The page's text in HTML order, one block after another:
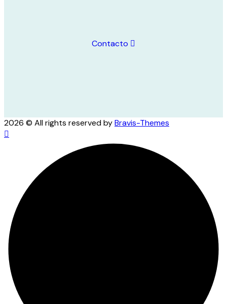
Contacto
2026 © All rights reserved byBravis-Themes